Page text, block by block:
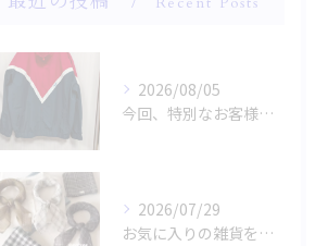
2026/08/05
今回、特別なお客様のためにファッションショー用のサンプルを手...
2026/07/29
お気に入りの雑貨をお探しですか？